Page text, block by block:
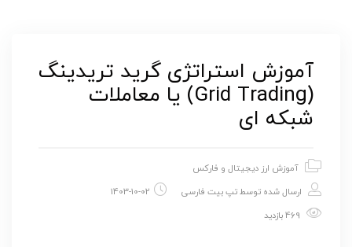
آموزش استراتژی گرید تریدینگ
(Grid Trading) یا معاملات
شبکه ای
آموزش ارز دیجیتال و فارکس
ارسال شده توسطتپ بیت فارسی
1403-10-02